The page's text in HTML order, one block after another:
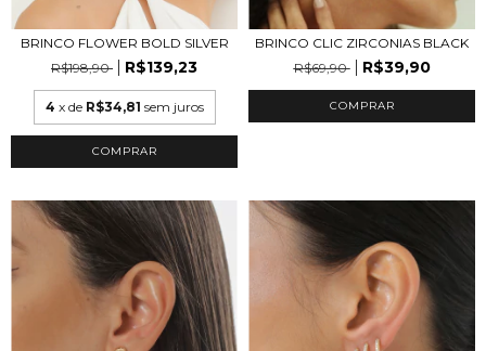
BRINCO FLOWER BOLD SILVER
R$198,90
R$139,23
4 x de R$34,81 sem juros
BRINCO CLIC ZIRCONIAS BLACK
R$69,90
R$39,90
COMPRAR